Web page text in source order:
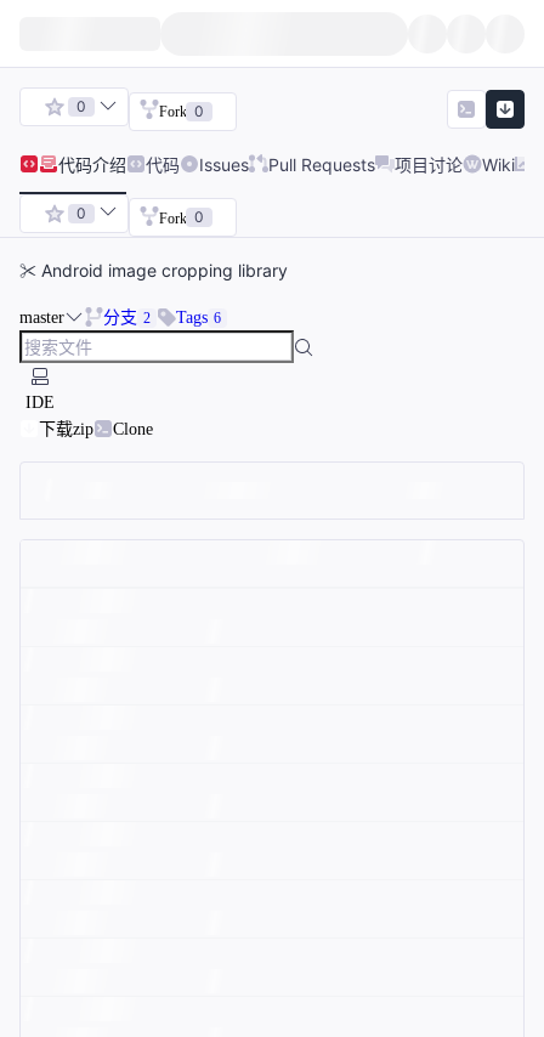
0 Fork 0
代码介绍 代码 Issues Pull Requests 项目讨论 Wiki
0 Fork 0
✂ Android image cropping library
master 分支 2 Tags 6
IDE
下载zip
Clone